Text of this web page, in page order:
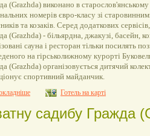
(Grazhda) виконано в старослов'янському
номерів євро-класу зі
та козаків. Серед додаткових
(Grazhda) - більярдна, джакузі, басейн,
сауна і ресторан тільки посилять
на гірськолижному курорті
(Grazhda) організовується дитячий
спортивний майданчик.
Готель на карті
садибу Гражда